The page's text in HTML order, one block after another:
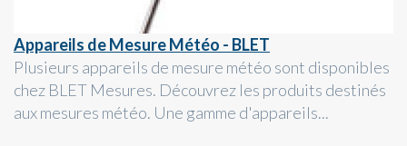
Appareils de Mesure Météo - BLET
Plusieurs appareils de mesure météo sont disponibles
chez BLET Mesures. Découvrez les produits destinés
aux mesures météo. Une gamme d'appareils...